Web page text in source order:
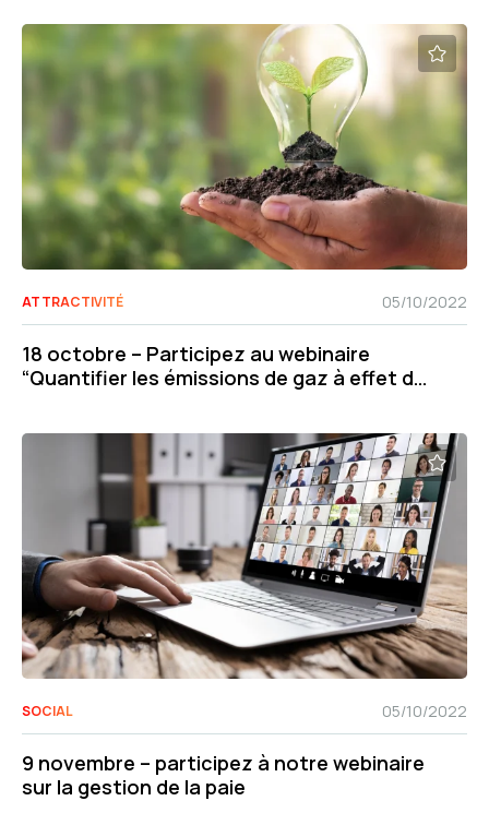
ATTRACTIVITÉ 05/10/2022
18 octobre – Participez au webinaire
“Quantifier les émissions de gaz à effet de
SOCIAL 05/10/2022
9 novembre – participez à notre webinaire
sur la gestion de la paie